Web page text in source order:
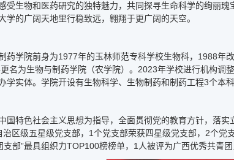
受生物和医药研究的独特魅力，共同探寻生命科学的绚丽
学的广阔天地里行稳致远，翱翔于更广阔的天空。
药学院前身为1977年的玉林师范专科学校生物科，1988
名为生物与制药学院（农学院）。2023年学校进行机构
学实体。学院开设有生物科学、生物制药和制药工程3个本
国特色社会主义思想为指导，全面贯彻党的教育方针，落
区级五星级党支部，1个党支部荣获四星级党支部，2个
部”最具组织力TOP100榜榜单，1人被评为广西优秀共青团